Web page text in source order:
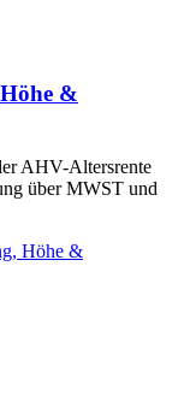
&
AHV-Altersrente
über MWST und
Höhe &